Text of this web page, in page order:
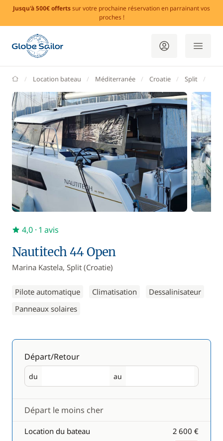
Jusqu'à 500€ offertssur votre prochaine réservation en parrainant vos
proches !
GlobeSailor
Location bateau Méditerranée Croatie Split
Nautitech 44 Open
Marina Kastela, Split (Croatie)
Pilote automatique Climatisation
Dessalinisateur
Panneaux solaires
4,0 · 1 avis
Départ/Retour
du
Départ au
Retour
Départ le moins cher
Location du bateau 2 600 €